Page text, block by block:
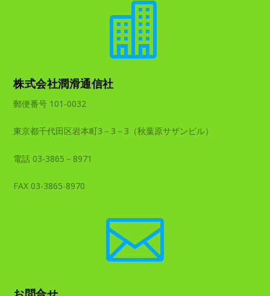

株式会社潤滑通信社
郵便番号 101-0032
東京都千代田区岩本町3－3－3（秋葉原サザンビル）
電話 03-3865－8971
FAX 03-3865-8970
